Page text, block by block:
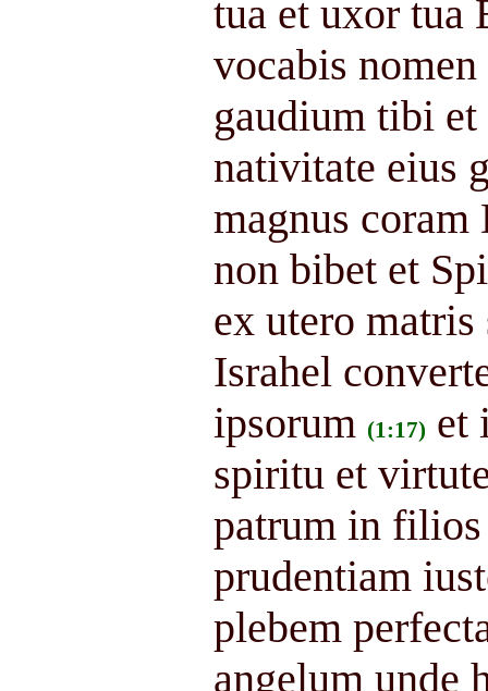
tua et uxor tua
vocabis
gaudium tibi
nativitate eius
magnus
non bibet et
ex utero matris
Israhel
ipsorum (1:17) et
spiritu et
patrum in
prudentiam
plebem
angelum unde